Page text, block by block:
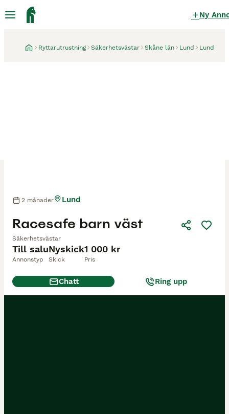
Ny
Ryttarutrustning Säkerhetsvästar Skåne län Lund Lund
Till salu
Annonstyp
Nyskick
Skick
1 000 kr
Pris
Racesafe barn väst
Säkerhetsvästar
2 månader Lund
Chatt Ring upp